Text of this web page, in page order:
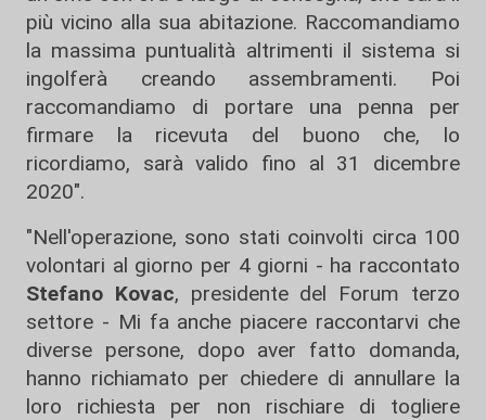
più vicino alla sua abitazione. Raccomandiamo
la massima puntualità altrimenti il sistema si
ingolferà creando assembramenti. Poi
raccomandiamo di portare una penna per
firmare la ricevuta del buono che, lo
ricordiamo, sarà valido fino al 31 dicembre
2020".
"Nell'operazione, sono stati coinvolti circa 100
volontari al giorno per 4 giorni - ha raccontato
Stefano Kovac, presidente del Forum terzo
settore - Mi fa anche piacere raccontarvi che
diverse persone, dopo aver fatto domanda,
hanno richiamato per chiedere di annullare la
loro richiesta per non rischiare di togliere